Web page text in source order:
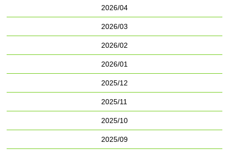
2026/04
2026/03
2026/02
2026/01
2025/12
2025/11
2025/10
2025/09